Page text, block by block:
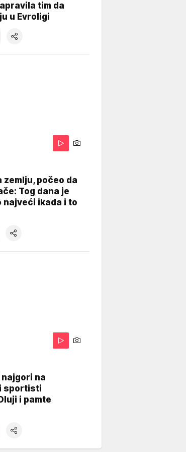
tim da
u Evroligi
zemlju, počeo da
Tog dana je
ikada i to
najgori na
sportisti
i pamte